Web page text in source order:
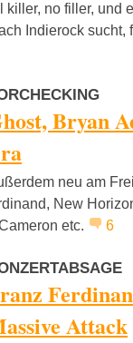
killer, no filler, und
Indierock sucht,
Bryan
neu am
New
etc.
6
Attack